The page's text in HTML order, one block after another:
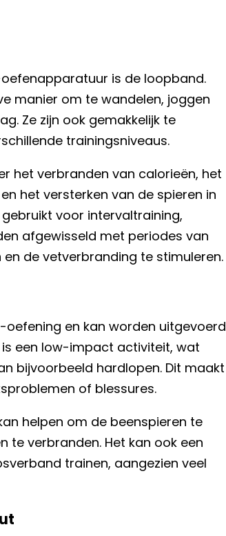
is de loopband.
manier om te wandelen, joggen
Ze zijn ook gemakkelijk te
trainingsniveaus.
het verbranden van calorieën, het
het versterken van de spieren in
voor intervaltraining,
afgewisseld met periodes van
de vetverbranding te stimuleren.
en kan worden uitgevoerd
een low-impact activiteit, wat
bijvoorbeeld hardlopen. Dit maakt
of blessures.
helpen om de beenspieren te
te verbranden. Het kan ook een
trainen, aangezien veel